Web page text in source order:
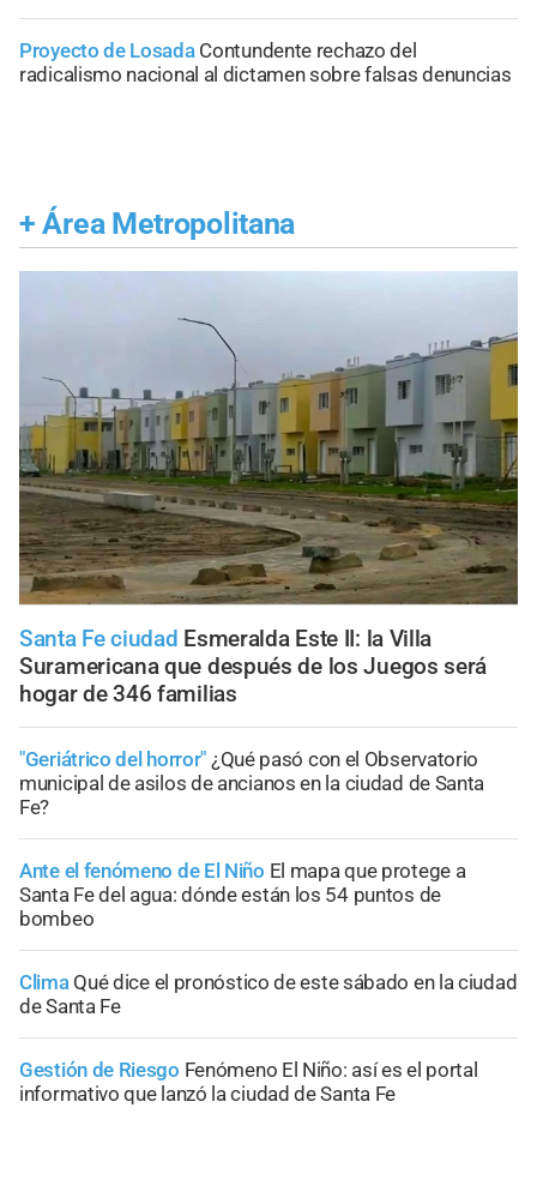
Proyecto de Losada Contundente rechazo del
radicalismo nacional al dictamen sobre falsas denuncias
+ Área Metropolitana
Santa Fe ciudad Esmeralda Este II: la Villa
Suramericana que después de los Juegos será
hogar de 346 familias
"Geriátrico del horror" ¿Qué pasó con el Observatorio
municipal de asilos de ancianos en la ciudad de Santa
Fe?
Ante el fenómeno de El Niño El mapa que protege a
Santa Fe del agua: dónde están los 54 puntos de
bombeo
Clima Qué dice el pronóstico de este sábado en la ciudad
de Santa Fe
Gestión de Riesgo Fenómeno El Niño: así es el portal
informativo que lanzó la ciudad de Santa Fe